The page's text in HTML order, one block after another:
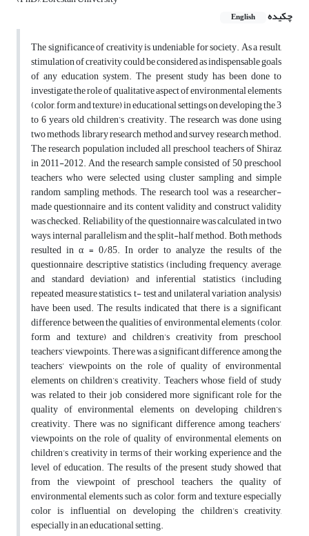
چکیده
English
The significance of creativity is undeniable for society. As a result,
stimulation of creativity could be considered as indispensable goals
of any education system. The present study has been done to
investigate the role of qualitative aspect of environmental elements
(color, form and texture) in educational settings on developing the 3
to 6 years old children’s creativity. The research was done using
two methods, library research method and survey research method.
The research population included all preschool teachers of Shiraz
in 2011-2012. And the research sample consisted of 50 preschool
teachers who were selected using cluster sampling and simple
random sampling methods. The research tool was a researcher-
made questionnaire and its content validity and construct validity
was checked. Reliability of the questionnaire was calculated in two
ways, internal parallelism and the split-half method. Both methods
resulted in α = 0/85. In order to analyze the results of the
questionnaire, descriptive statistics (including frequency, average,
and standard deviation) and inferential statistics (including
repeated measure statistics, t- test and unilateral variation analysis)
have been used. The results indicated that there is a significant
difference between the qualities of environmental elements (color,
form and texture) and children’s creativity from preschool
teachers’ viewpoints. There was a significant difference among the
teachers’ viewpoints on the role of quality of environmental
elements on children’s creativity. Teachers whose field of study
was related to their job considered more significant role for the
quality of environmental elements on developing children’s
creativity. There was no significant difference among teachers’
viewpoints on the role of quality of environmental elements on
children’s creativity in terms of their working experience and the
level of education. The results of the present study showed that
from the viewpoint of preschool teachers, the quality of
environmental elements such as color, form and texture especially
color is influential on developing the children’s creativity,
especially in an educational setting.